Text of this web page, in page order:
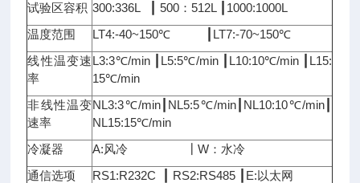
试验区容积 300:336L ┃ 500：512L ┃1000:1000L
温度范围
LT4:-40~150℃ ┃LT7:-70~150℃
线性温变速
率
L3:3℃/min ┃L5:5℃/min ┃L10:10℃/min ┃L15:
15℃/min
非线性温变
速率
NL3:3℃/min┃NL5:5℃/min┃NL10:10℃/min┃
NL15:15℃/min
冷凝器
A:风冷 ┃W：水冷
通信选项
RS1:R232C ┃ RS2:RS485 ┃E:以太网